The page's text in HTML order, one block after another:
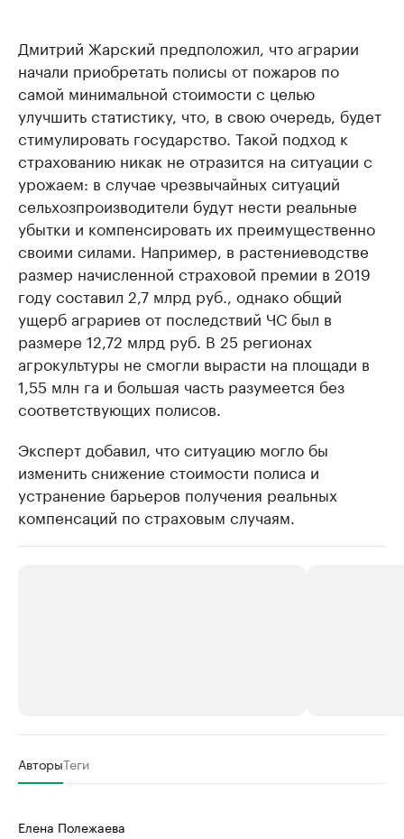
Дмитрий Жарский предположил, что аграрии
начали приобретать полисы от пожаров по
самой минимальной стоимости с целью
улучшить статистику, что, в свою очередь, будет
стимулировать государство. Такой подход к
страхованию никак не отразится на ситуации с
урожаем: в случае чрезвычайных ситуаций
сельхозпроизводители будут нести реальные
убытки и компенсировать их преимущественно
своими силами. Например, в растениеводстве
размер начисленной страховой премии в 2019
году составил 2,7 млрд руб., однако общий
ущерб аграриев от последствий ЧС был в
размере 12,72 млрд руб. В 25 регионах
агрокультуры не смогли вырасти на площади в
1,55 млн га и большая часть разумеется без
соответствующих полисов.
Эксперт добавил, что ситуацию могло бы
изменить снижение стоимости полиса и
устранение барьеров получения реальных
компенсаций по страховым случаям.
Делитесь новостями бизнеса на РБК
бренды спикеров бизнеса
АвторыТеги
Елена Полежаева